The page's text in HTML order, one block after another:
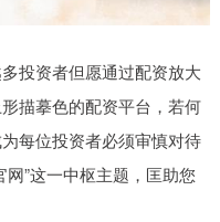
投资者但愿通过配资放大
描摹色的配资平台，若何
每位投资者必须审慎对待
”这一中枢主题，匡助您